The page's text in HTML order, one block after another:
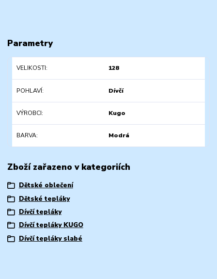
Parametry
VELIKOSTI 128
POHLAVÍ Dívčí
VÝROBCI Kugo
BARVA Modrá
Zboží zařazeno v kategoriích
Dětské oblečení
Dětské tepláky
Dívčí tepláky
Dívčí tepláky KUGO
Dívčí tepláky slabé